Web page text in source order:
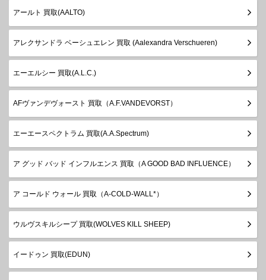
アールト 買取(AALTO)
アレクサンドラ ベーシュエレン 買取 (Aalexandra Verschueren)
エーエルシー 買取(A.L.C.)
AFヴァンデヴォースト 買取（A.F.VANDEVORST）
エーエースペクトラム 買取(A.A.Spectrum)
ア グッド バッド インフルエンス 買取（A GOOD BAD INFLUENCE）
ア コールド ウォール 買取（A-COLD-WALL*）
ウルヴスキルシープ 買取(WOLVES KILL SHEEP)
イードゥン 買取(EDUN)